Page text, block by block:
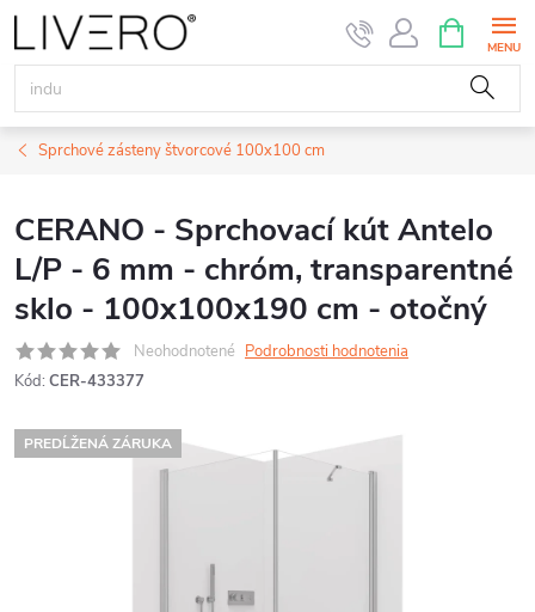
Prejsť
na
obsah
KOŠÍK
Sprchové zásteny štvorcové 100x100 cm
CERANO - Sprchovací kút Antelo
L/P - 6 mm - chróm, transparentné
sklo - 100x100x190 cm - otočný
Neohodnotené Podrobnosti hodnotenia
Kód: CER-433377
PREDĹŽENÁ ZÁRUKA